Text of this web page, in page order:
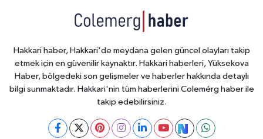
Hakkari haber, Hakkari'de meydana gelen güncel olayları takip
etmek için en güvenilir kaynaktır. Hakkari haberleri, Yüksekova
Haber, bölgedeki son gelişmeler ve haberler hakkında detaylı
bilgi sunmaktadır. Hakkari'nin tüm haberlerini Colemérg haber ile
takip edebilirsiniz.